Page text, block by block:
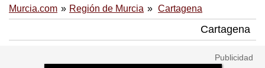
Murcia.com Región de Murcia Cartagena
Cartagena